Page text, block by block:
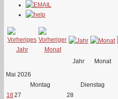
Jahr Monat
Mai 2026
Montag
Dienstag
18 27 28